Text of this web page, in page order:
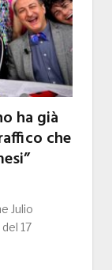
ha già
che
Julio
17